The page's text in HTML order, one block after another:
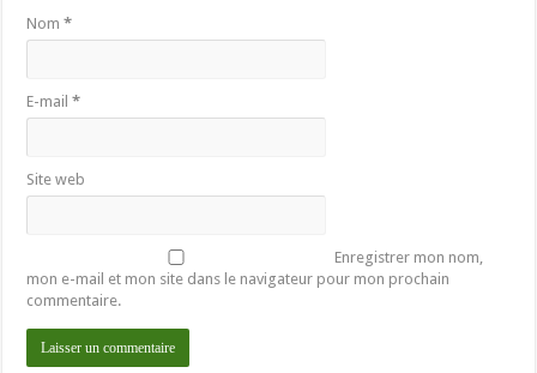
Nom*
E-mail*
Site web
Enregistrer mon nom,
mon e-mail et mon site dans le navigateur pour mon prochain
commentaire.